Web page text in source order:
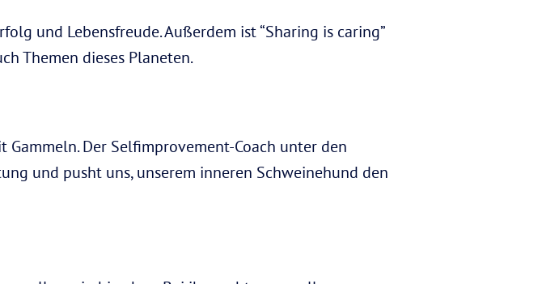
und Lebensfreude. Außerdem ist “Sharing is caring”
Themen dieses Planeten.
Der Selfimprovement-Coach unter den
und pusht uns, unserem inneren Schweinehund den